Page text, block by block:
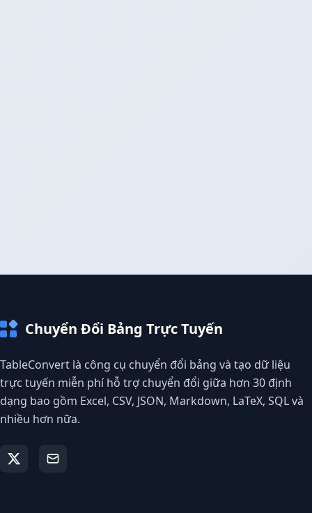
Chuyển Đổi Bảng Trực Tuyến
TableConvert là công cụ chuyển đổi bảng và tạo dữ liệu
trực tuyến miễn phí hỗ trợ chuyển đổi giữa hơn 30 định
dạng bao gồm Excel, CSV, JSON, Markdown, LaTeX, SQL và
nhiều hơn nữa.